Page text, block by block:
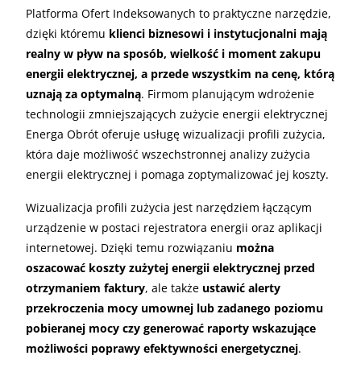
Platforma Ofert Indeksowanych to praktyczne narzędzie,
dzięki któremu klienci biznesowi i instytucjonalni mają
realny w pływ na sposób, wielkość i moment zakupu
energii elektrycznej, a przede wszystkim na cenę, którą
uznają za optymalną. Firmom planującym wdrożenie
technologii zmniejszających zużycie energii elektrycznej
Energa Obrót oferuje usługę wizualizacji profili zużycia,
która daje możliwość wszechstronnej analizy zużycia
energii elektrycznej i pomaga zoptymalizować jej koszty.
Wizualizacja profili zużycia jest narzędziem łączącym
urządzenie w postaci rejestratora energii oraz aplikacji
internetowej. Dzięki temu rozwiązaniu można
oszacować koszty zużytej energii elektrycznej przed
otrzymaniem faktury, ale także ustawić alerty
przekroczenia mocy umownej lub zadanego poziomu
pobieranej mocy czy generować raporty wskazujące
możliwości poprawy efektywności energetycznej.